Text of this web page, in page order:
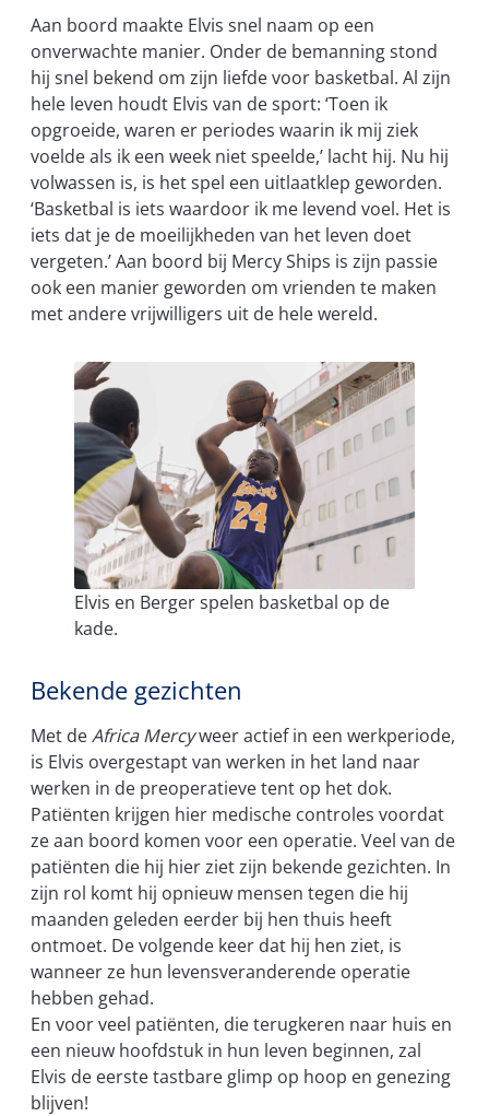
Aan boord maakte Elvis snel naam op een
onverwachte manier. Onder de bemanning stond
hij snel bekend om zijn liefde voor basketbal. Al zijn
hele leven houdt Elvis van de sport: ‘Toen ik
opgroeide, waren er periodes waarin ik mij ziek
voelde als ik een week niet speelde,’ lacht hij. Nu hij
volwassen is, is het spel een uitlaatklep geworden.
‘Basketbal is iets waardoor ik me levend voel. Het is
iets dat je de moeilijkheden van het leven doet
vergeten.’ Aan boord bij Mercy Ships is zijn passie
ook een manier geworden om vrienden te maken
met andere vrijwilligers uit de hele wereld.
Elvis en Berger spelen basketbal op de
kade.
Bekende gezichten
Met deAfrica Mercyweer actief in een werkperiode,
is Elvis overgestapt van werken in het land naar
werken in de preoperatieve tent op het dok.
Patiënten krijgen hier medische controles voordat
ze aan boord komen voor een operatie. Veel van de
patiënten die hij hier ziet zijn bekende gezichten. In
zijn rol komt hij opnieuw mensen tegen die hij
maanden geleden eerder bij hen thuis heeft
ontmoet. De volgende keer dat hij hen ziet, is
wanneer ze hun levensveranderende operatie
hebben gehad.
En voor veel patiënten, die terugkeren naar huis en
een nieuw hoofdstuk in hun leven beginnen, zal
Elvis de eerste tastbare glimp op hoop en genezing
blijven!